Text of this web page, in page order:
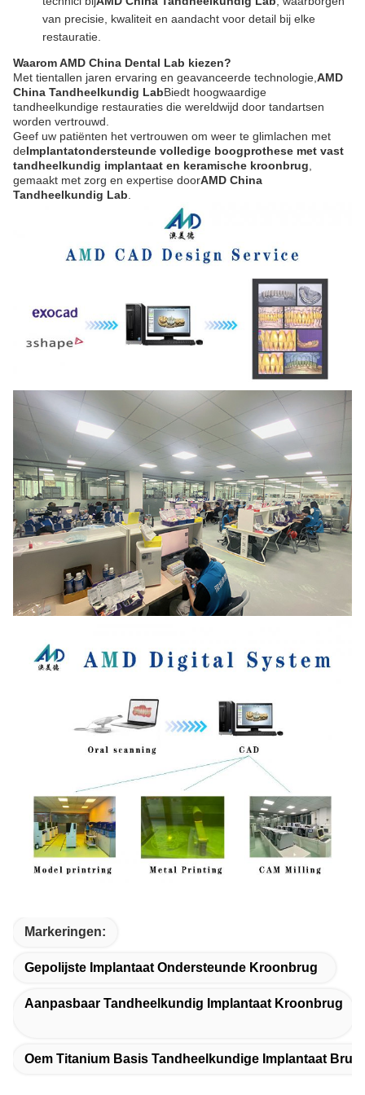
van precisie, kwaliteit en aandacht voor detail bij elke
restauratie.
Waarom AMD China Dental Lab kiezen?
Met tientallen jaren ervaring en geavanceerde technologie, AMD
China Tandheelkundig LabBiedt hoogwaardige
tandheelkundige restauraties die wereldwijd door tandartsen
worden vertrouwd.
Geef uw patiënten het vertrouwen om weer te glimlachen met
deImplantatondersteunde volledige boogprothese met vast
tandheelkundig implantaat en keramische kroonbrug
gemaakt met zorg en expertise doorAMD China
Tandheelkundig Lab
Markeringen:
Gepolijste Implantaat Ondersteunde Kroonbrug
Aanpasbaar Tandheelkundig Implantaat Kroonbrug
Oem Titanium Basis Tandheelkundige Implantaat Brug